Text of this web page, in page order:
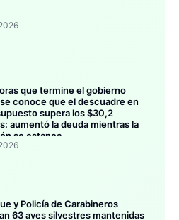
que termine el gobierno
conoce que el descuadre en
supera los $30,2
aumentó la deuda mientras la
se estanca
y Policía de Carabineros
63 aves silvestres mantenidas